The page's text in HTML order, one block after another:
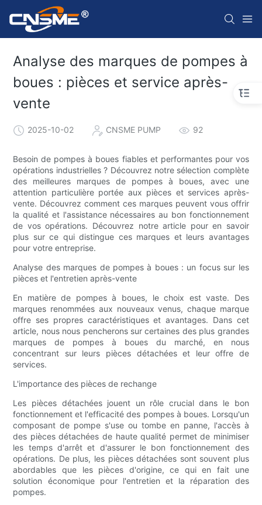
Analyse des marques de pompes à
boues : pièces et service après-
vente
2025-10-02 CNSME PUMP 92
Besoin de pompes à boues fiables et performantes pour vos
opérations industrielles ? Découvrez notre sélection complète
des meilleures marques de pompes à boues, avec une
attention particulière portée aux pièces et services après-
vente. Découvrez comment ces marques peuvent vous offrir
la qualité et l'assistance nécessaires au bon fonctionnement
de vos opérations. Découvrez notre article pour en savoir
plus sur ce qui distingue ces marques et leurs avantages
pour votre entreprise.
Analyse des marques de pompes à boues : un focus sur les
pièces et l'entretien après-vente
En matière de pompes à boues, le choix est vaste. Des
marques renommées aux nouveaux venus, chaque marque
offre ses propres caractéristiques et avantages. Dans cet
article, nous nous pencherons sur certaines des plus grandes
marques de pompes à boues du marché, en nous
concentrant sur leurs pièces détachées et leur offre de
services.
L'importance des pièces de rechange
Les pièces détachées jouent un rôle crucial dans le bon
fonctionnement et l'efficacité des pompes à boues. Lorsqu'un
composant de pompe s'use ou tombe en panne, l'accès à
des pièces détachées de haute qualité permet de minimiser
les temps d'arrêt et d'assurer le bon fonctionnement des
opérations. De plus, les pièces détachées sont souvent plus
abordables que les pièces d'origine, ce qui en fait une
solution économique pour l'entretien et la réparation des
pompes.